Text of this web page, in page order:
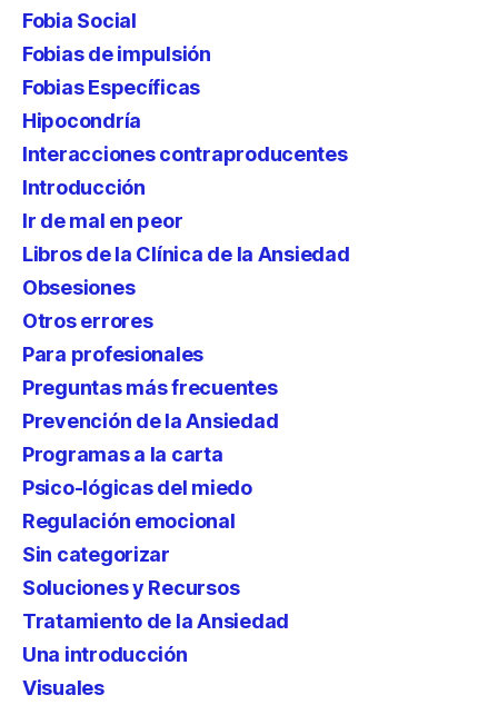
Fobia Social
Fobias de impulsión
Fobias Específicas
Hipocondría
Interacciones contraproducentes
Introducción
Ir de mal en peor
Libros de la Clínica de la Ansiedad
Obsesiones
Otros errores
Para profesionales
Preguntas más frecuentes
Prevención de la Ansiedad
Programas a la carta
Psico-lógicas del miedo
Regulación emocional
Sin categorizar
Soluciones y Recursos
Tratamiento de la Ansiedad
Una introducción
Visuales